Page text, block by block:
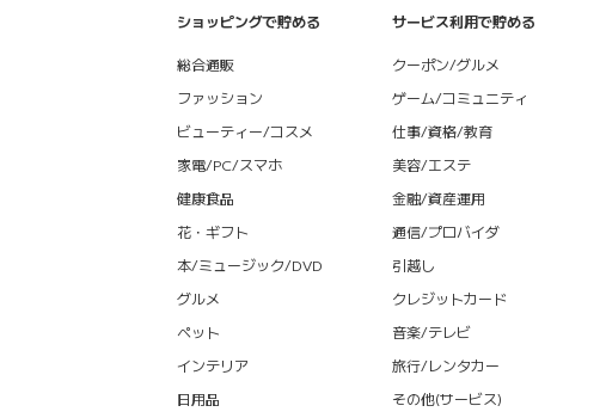
ショッピングで貯める
総合通販
ファッション
ビューティー/コスメ
家電/PC/スマホ
健康食品
花・ギフト
本/ミュージック/DVD
グルメ
ペット
インテリア
日用品
サービス利用で貯める
クーポン/グルメ
ゲーム/コミュニティ
仕事/資格/教育
美容/エステ
金融/資産運用
通信/プロバイダ
引越し
クレジットカード
音楽/テレビ
旅行/レンタカー
その他(サービス)